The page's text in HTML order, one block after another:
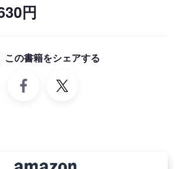
流が行われており、今後、友好関係をさ
期待されています。
ていることをドイツ語で正確に伝えること
レーズ集です。
円
この書籍をシェアする